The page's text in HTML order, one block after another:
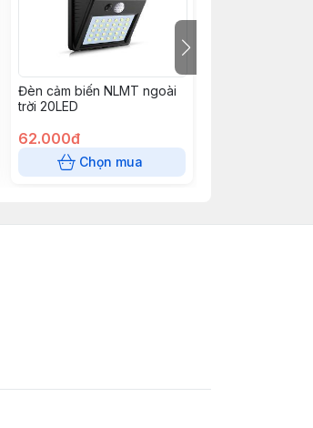
Đèn cảm biến NLMT ngoài
trời 20LED
62.000đ
Chọn mua